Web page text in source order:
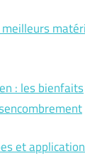
: les bienfaits
et